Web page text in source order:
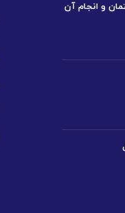
و انجام آن